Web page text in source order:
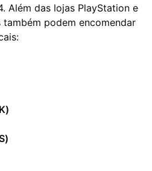
Além das lojas PlayStation e
podem encomendar